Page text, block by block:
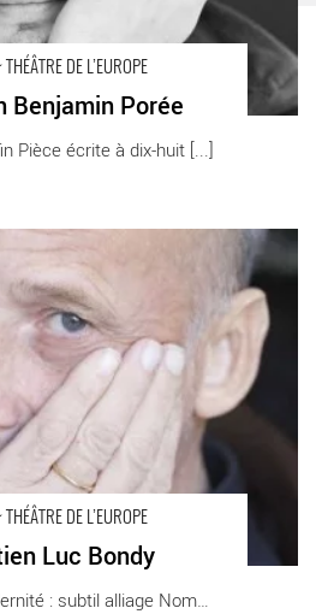
DE L’EUROPE
Benjamin Porée
Pièce écrite à dix-huit [...]
DE L’EUROPE
Luc Bondy
Mémoire et modernité : subtil alliage Nommé [...]
sortie Théâtre Paris THEATRE DE